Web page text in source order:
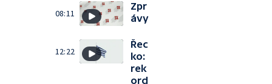
08:11
Zpr
ávy
12:22
Řec
ko:
rek
ord